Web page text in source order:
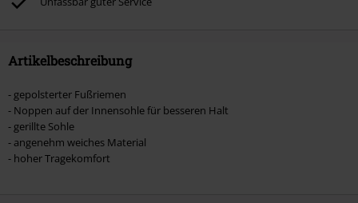
Artikelbeschreibung
- gepolsterter Fußriemen
- Noppen auf der Innensohle für besseren Halt
- gerillte Sohle
- angenehm weiches Material
- hoher Tragekomfort